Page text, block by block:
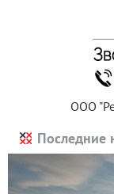
ООО
Последние